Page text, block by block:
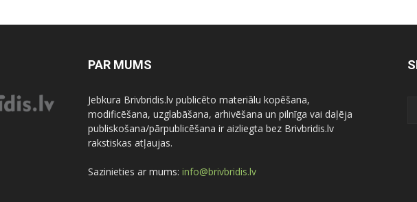
PAR MUMS
Jebkura Brivbridis.lv publicēto materiālu kopēšana,
modificēšana, uzglabāšana, arhivēšana un pilnīga vai daļēja
publiskošana/pārpublicēšana ir aizliegta bez Brivbridis.lv
rakstiskas atļaujas.
Sazinieties ar mums: info@brivbridis.lv